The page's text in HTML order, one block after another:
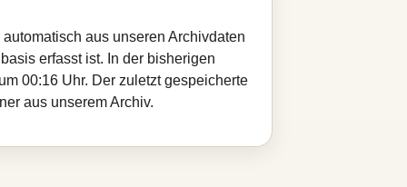
aus unseren Archivdaten
erfasst ist. In der bisherigen
00:16 Uhr. Der zuletzt gespeicherte
aus unserem Archiv.